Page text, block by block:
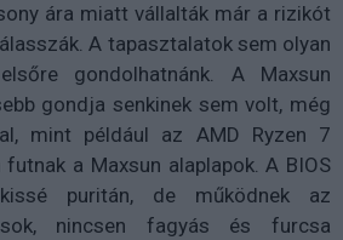
ára miatt vállalták már a rizikót
A tapasztalatok sem olyan
gondolhatnánk. A Maxsun
gondja senkinek sem volt, még
mint például az AMD Ryzen 7
a Maxsun alaplapok. A BIOS
puritán, de működnek az
nincsen fagyás és furcsa